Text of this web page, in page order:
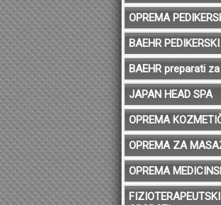
OPREMA
BAEHR
BAEHR preparati
JAPAN HEAD SPA
OPREMA
OPREMA ZA
OPREMA